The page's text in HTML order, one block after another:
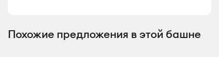
Похожие предложения в этой башне